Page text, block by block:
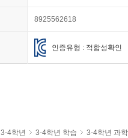
8925562618
인증유형 : 적합성확인
3-4학년 3-4학년 학습
3-4학년 과